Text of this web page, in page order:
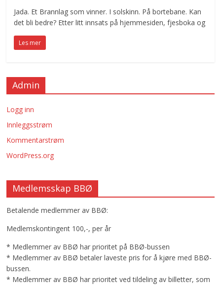
Jada. Et Brannlag som vinner. I solskinn. På bortebane. Kan
det bli bedre? Etter litt innsats på hjemmesiden, fjesboka og
Les mer
Admin
Logg inn
Innleggsstrøm
Kommentarstrøm
WordPress.org
Medlemsskap BBØ
Betalende medlemmer av BBØ:
Medlemskontingent 100,-, per år
* Medlemmer av BBØ har prioritet på BBØ-bussen
* Medlemmer av BBØ betaler laveste pris for å kjøre med BBØ-
bussen.
* Medlemmer av BBØ har prioritet ved tildeling av billetter, som